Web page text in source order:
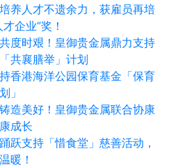
养人才不遗余力，获雇员再培
企业”奖！
度时艰！皇御贵金属鼎力支持
共襄膳举」计划
香港海洋公园保育基金「保育
」
造美好！皇御贵金属联合协康
成长
跃支持「惜食堂」慈善活动，
暖！